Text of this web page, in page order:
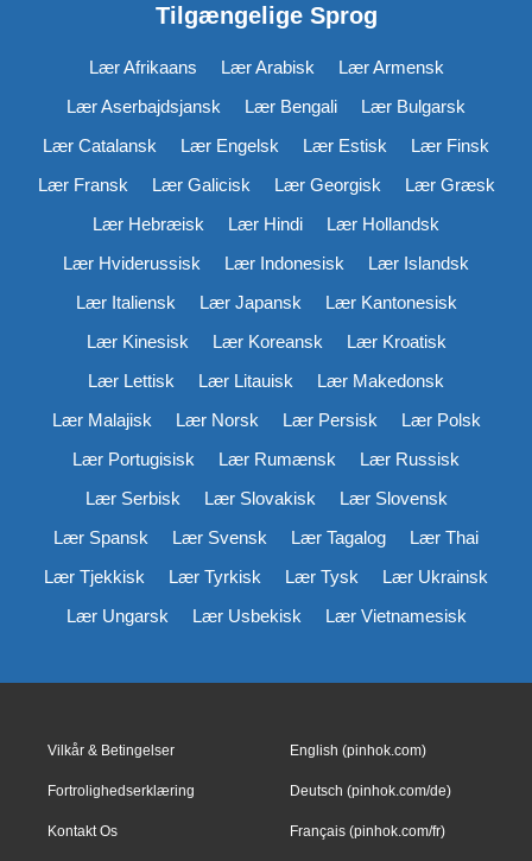
Tilgængelige Sprog
Lær Afrikaans Lær Arabisk
Lær Armensk
Lær Aserbajdsjansk
Lær Bengali
Lær Bulgarsk
Lær Catalansk
Lær Engelsk Lær Estisk
Lær Finsk
Lær Fransk
Lær Galicisk Lær Georgisk
Lær Græsk
Lær Hebræisk
Lær Hindi
Lær Hollandsk
Lær Hviderussisk
Lær Indonesisk
Lær Islandsk
Lær Italiensk
Lær Japansk
Lær Kantonesisk
Lær Kinesisk
Lær Koreansk
Lær Kroatisk
Lær Lettisk
Lær Litauisk
Lær Makedonsk
Lær Malajisk
Lær Norsk Lær Persisk
Lær Polsk
Lær Portugisisk
Lær Rumænsk
Lær Russisk
Lær Serbisk
Lær Slovakisk
Lær Slovensk
Lær Spansk
Lær Svensk Lær Tagalog
Lær Thai
Lær Tjekkisk
Lær Tyrkisk Lær Tysk
Lær Ukrainsk
Lær Ungarsk
Lær Usbekisk Lær Vietnamesisk
Vilkår & Betingelser
Fortrolighedserklæring
Kontakt Os
English (pinhok.com)
Deutsch (pinhok.com/de)
Français (pinhok.com/fr)